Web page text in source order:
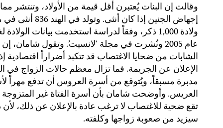
وقالت إن البنات يُعتبرن أقل قيمة من الأولاد، وتنتشر
إجهاض الجنين إذا كان أنثى. وتولد
ولادة 1,000 ذكر، وفقاً لدراسة استخدمت بيانات الولادة
عام 2005 ونُشرت في مجلة ‘لانسيت’. وتقول شامان،
الشابات من ضحايا الاغتصاب قد تتكبد أضراراً اقتصادية
الإعلان عن الجريمة. فما تزال معظم حالات الزواج في
مدبرة مسبقاً، ويُتوقع من أسرة العروس أن تدفع مهراً
العريس. وأوضحت شامان بأن أسرة الفتاة غير المتزوجة
تقع ضحية للاغتصاب لا ترغب عادة بالإعلان عن ذلك،
سيزيد من صعوبة زواجها وكلفته.